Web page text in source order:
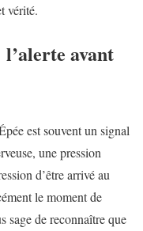
vérité.
avant
est souvent un signal
une pression
d’être arrivé au
le moment de
sage de reconnaître que